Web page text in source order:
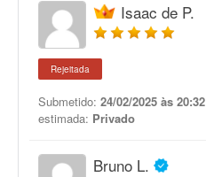
Isaac de P.
Rejeitada
Submetido: 24/02/2025 às 20:32
estimada: Privado
Bruno L.